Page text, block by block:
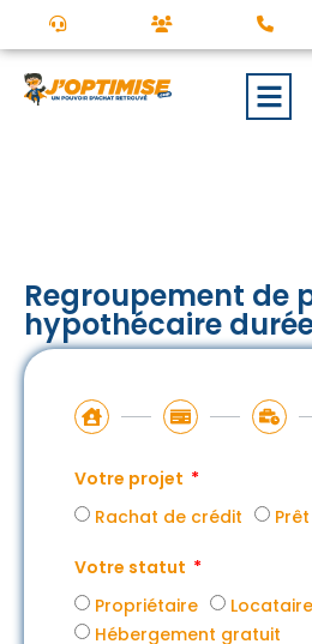
Regroupement de
hypothécaire
Votre projet
Rachat de crédit
Votre statut
Propriétaire
Locataire
Hébergement gratuit